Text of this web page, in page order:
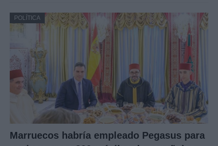
POLÍTICA
Marruecos habría empleado Pegasus para